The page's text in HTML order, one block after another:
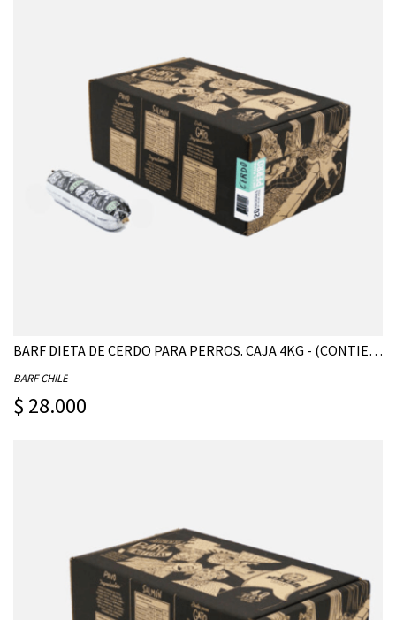
BARF DIETA DE CERDO PARA PERROS. CAJA 4KG - (CONTIENE 20 UNIDADES DE 200G)
BARF CHILE
$ 28.000